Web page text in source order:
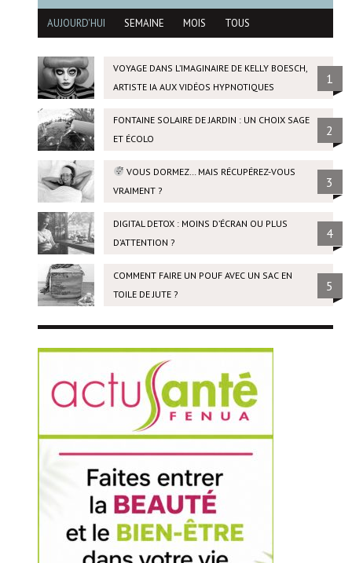
AUJOURD'HUI SEMAINE MOIS TOUS
VOYAGE DANS L’IMAGINAIRE DE KELLY BOESCH,
ARTISTE IA AUX VIDÉOS HYPNOTIQUES
1
FONTAINE SOLAIRE DE JARDIN : UN CHOIX SAGE
ET ÉCOLO
2
VOUS DORMEZ… MAIS RÉCUPÉREZ-VOUS
VRAIMENT ?
3
DIGITAL DETOX : MOINS D’ÉCRAN OU PLUS
D’ATTENTION ?
4
COMMENT FAIRE UN POUF AVEC UN SAC EN
TOILE DE JUTE ?
5